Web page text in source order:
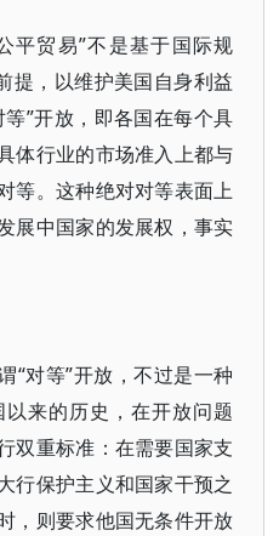
平贸易”不是基于国际规
提，以维护美国自身利益
”开放，即各国在每个具
体行业的市场准入上都与
等。这种绝对对等表面上
展中国家的发展权，事实
“对等”开放，不过是一种
来的历史，在开放问题
双重标准：在需要国家支
行保护主义和国家干预之
，则要求他国无条件开放